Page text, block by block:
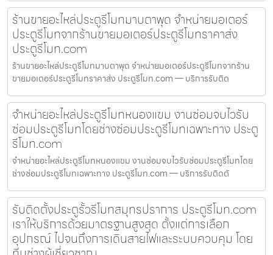
ร้านขายอะไหล่ประตูรีโมทมาบตาพุด จำหน่ายมอเตอร์
ประตูรีโมทจากร้านขายมอเตอร์ประตูรีโมทราคาส่ง
ประตูรีโมท.com
ร้านขายอะไหล่ประตูรีโมทมาบตาพุด จำหน่ายมอเตอร์ประตูรีโมทจากร้าน
ขายมอเตอร์ประตูรีโมทราคาส่ง ประตูรีโมท.com — บริการรับติด
จำหน่ายอะไหล่ประตูรีโมทหนองแขม งานซ่อมจบไวรับ
ซ่อมประตูรีโมทโดยช่างซ่อมประตูรีโมทเฉพาะทาง ประตู
รีโมท.com
จำหน่ายอะไหล่ประตูรีโมทหนองแขม งานซ่อมจบไวรับซ่อมประตูรีโมทโดย
ช่างซ่อมประตูรีโมทเฉพาะทาง ประตูรีโมท.com — บริการรับติดตั
รับติดตั้งประตูรั้วรีโมทสมุทรปราการ ประตูรีโมท.com
เราให้บริการด้วยมาตรฐานสูงสุด ตั้งแต่การเลือก
อุปกรณ์ ไปจนถึงการเดินสายไฟและระบบควบคุม โดย